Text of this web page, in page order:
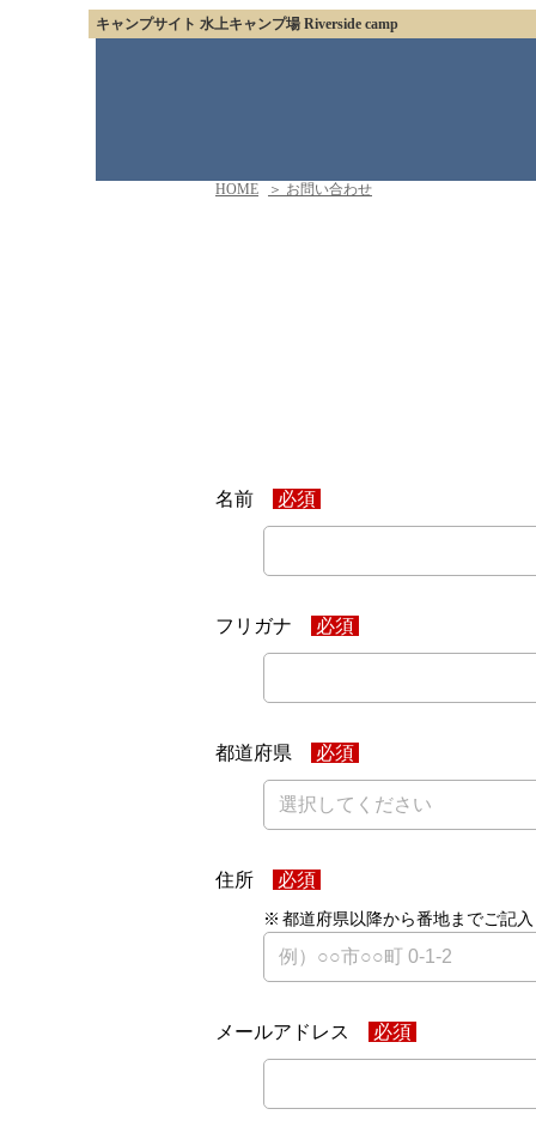
キャンプサイト 水上キャンプ場 Riverside camp
HOME ＞ お問い合わせ
名前
フリガナ
都道府県
住所
都道府県以降から番地までご記入
メールアドレス